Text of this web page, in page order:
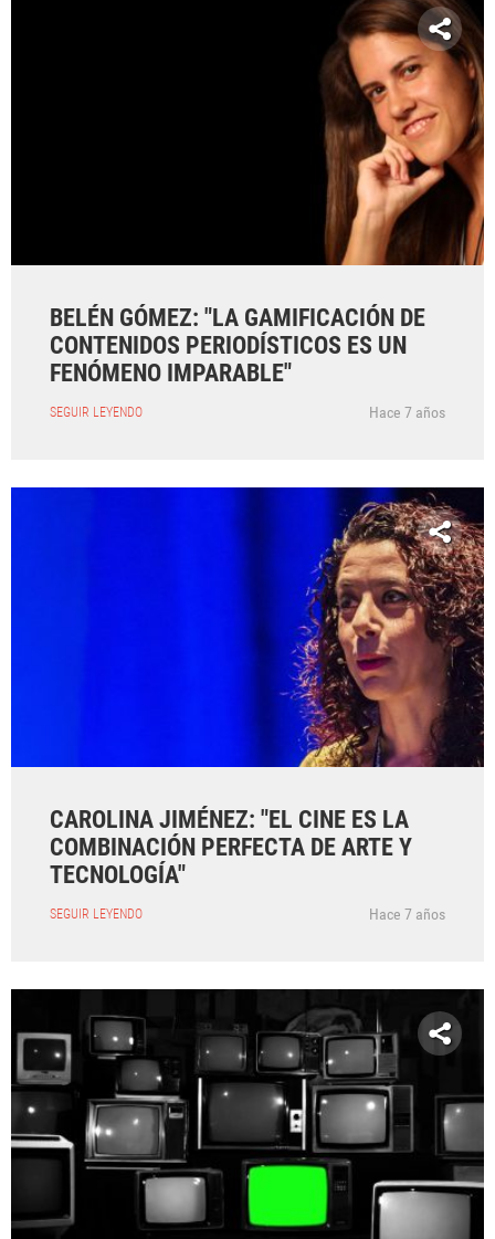
BELÉN GÓMEZ: "LA GAMIFICACIÓN DE
CONTENIDOS PERIODÍSTICOS ES UN
FENÓMENO IMPARABLE"
SEGUIR LEYENDO Hace 7 años
CAROLINA JIMÉNEZ: "EL CINE ES LA
COMBINACIÓN PERFECTA DE ARTE Y
TECNOLOGÍA"
SEGUIR LEYENDO Hace 7 años